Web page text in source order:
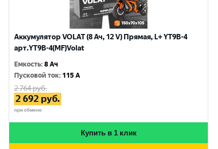
Аккумулятор VOLAT (8 Ач, 12 V) Прямая, L+ YT9B-4
арт.YT9B-4(MF)Volat
Емкость:8 Ач
Пусковой ток: 115 A
2 764руб.
2 692 руб.
при обмене
Купить в 1 клик